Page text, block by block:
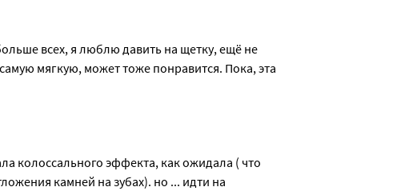
всех, я люблю давить на щетку, ещё не
мягкую, может тоже понравится. Пока, эта
колоссального эффекта, как ожидала ( что
камней на зубах). но ... идти на